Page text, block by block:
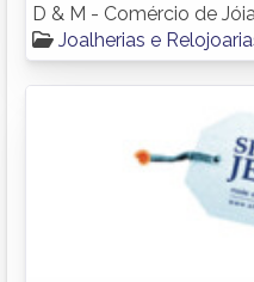
D & M - Comércio de
Joalherias e